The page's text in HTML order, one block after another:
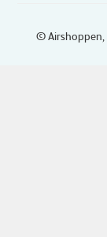
© Airshoppen